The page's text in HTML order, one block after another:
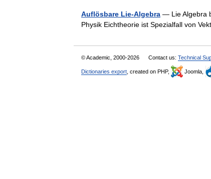
Auflösbare Lie-Algebra — Lie Algebra
Physik Eichtheorie ist Spezialfall von
© Academic, 2000-2026 Contact us: Technical
Dictionaries export , created on PHP, Joomla,